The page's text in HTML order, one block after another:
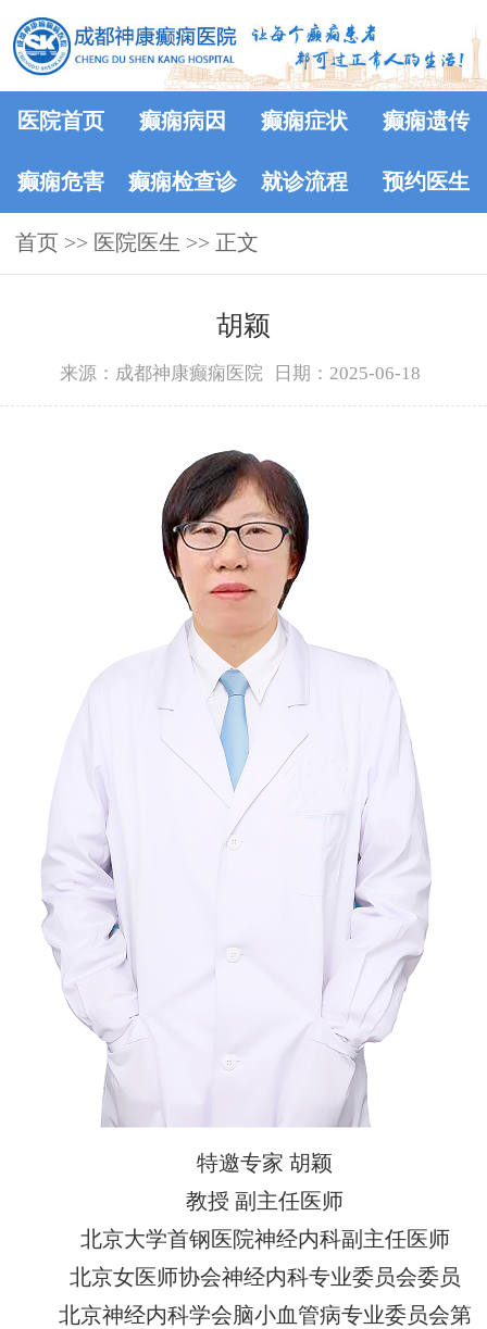
医院首页 癫痫病因 癫痫症状 癫痫遗传
癫痫危害 癫痫检查诊
断
就诊流程 预约医生
首页 >> 医院医生 >> 正文
胡颖
来源：成都神康癫痫医院 日期：2025-06-18
特邀专家 胡颖
教授 副主任医师
北京大学首钢医院神经内科副主任医师
北京女医师协会神经内科专业委员会委员
北京神经内科学会脑小血管病专业委员会第